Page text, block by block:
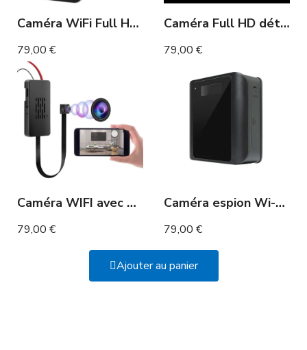
Caméra WiFi Full HD dans Multiprise et Ports USB
79,00 €
Caméra Full HD détection de mouvement prise murale
79,00 €
Caméra WIFI avec batterie accessible à distance
79,00 €
Caméra espion Wi-Fi longue autonomie en détection de mouvement étanche
79,00 €
Ajouter au panier